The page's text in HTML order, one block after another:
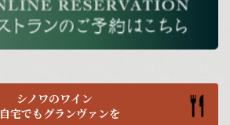
シノワのワイン
宅でもグランヴァンを